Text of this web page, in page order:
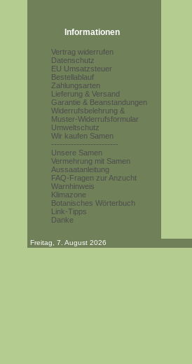
Informationen
Vertrag widerrufen
Datenschutz
EU Umsatzsteuer
Bestellablauf
Zahlungsarten
Lieferung & Versand
Garantie & Beanstandungen
Widerrufsbelehrung &
Muster-Widerrufsformular
Umweltschutz
Wir kaufen Samen
------------------------
Unsere Samen
Vermehrung mit Samen
Aussaatanleitung
FAQ-Fragen zur Anzucht
Warnhinweis
Klimazone
Botanisches Wörterbuch
Link-Tipps
Danke
Freitag, 7. August 2026